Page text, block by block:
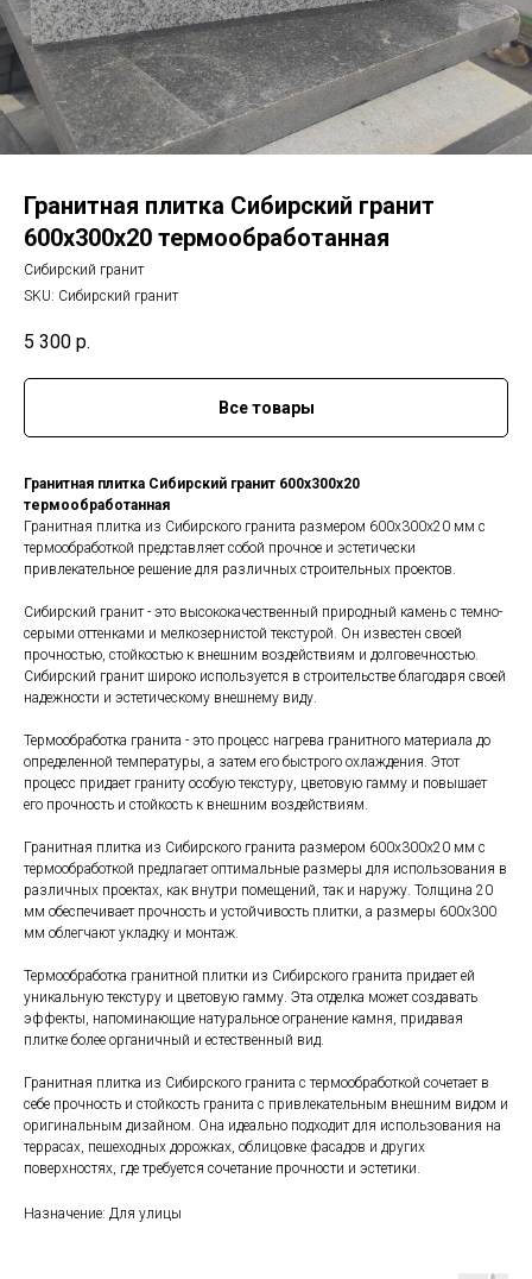
Гранитная плитка Сибирский гранит
600х300х20 термообработанная
Сибирский гранит
SKU: Сибирский гранит
5 300 р.
Все товары
Гранитная плитка Сибирский гранит 600х300х20
термообработанная
Гранитная плитка из Сибирского гранита размером 600x300x20 мм с
термообработкой представляет собой прочное и эстетически
привлекательное решение для различных строительных проектов.
Сибирский гранит - это высококачественный природный камень с темно-
серыми оттенками и мелкозернистой текстурой. Он известен своей
прочностью, стойкостью к внешним воздействиям и долговечностью.
Сибирский гранит широко используется в строительстве благодаря своей
надежности и эстетическому внешнему виду.
Термообработка гранита - это процесс нагрева гранитного материала до
определенной температуры, а затем его быстрого охлаждения. Этот
процесс придает граниту особую текстуру, цветовую гамму и повышает
его прочность и стойкость к внешним воздействиям.
Гранитная плитка из Сибирского гранита размером 600x300x20 мм с
термообработкой предлагает оптимальные размеры для использования в
различных проектах, как внутри помещений, так и наружу. Толщина 20
мм обеспечивает прочность и устойчивость плитки, а размеры 600x300
мм облегчают укладку и монтаж.
Термообработка гранитной плитки из Сибирского гранита придает ей
уникальную текстуру и цветовую гамму. Эта отделка может создавать
эффекты, напоминающие натуральное огранение камня, придавая
плитке более органичный и естественный вид.
Гранитная плитка из Сибирского гранита с термообработкой сочетает в
себе прочность и стойкость гранита с привлекательным внешним видом и
оригинальным дизайном. Она идеально подходит для использования на
террасах, пешеходных дорожках, облицовке фасадов и других
поверхностях, где требуется сочетание прочности и эстетики.
Назначение: Для улицы